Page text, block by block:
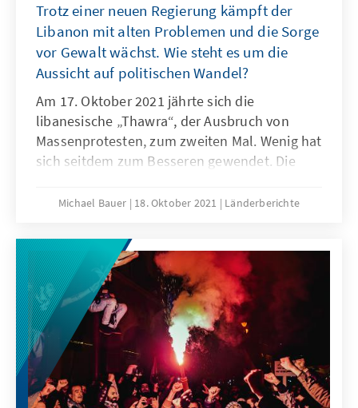
Trotz einer neuen Regierung kämpft der
Libanon mit alten Problemen und die Sorge
vor Gewalt wächst. Wie steht es um die
Aussicht auf politischen Wandel?
Am 17. Oktober 2021 jährte sich die
libanesische „Thawra“, der Ausbruch von
Massenprotesten, zum zweiten Mal. Wenig hat
sich seitdem zum Besseren gewendet. Die
politischen Systemwechsel hat sich
sich in einer dramatischen wirtschaftlichen
Krise. Die Eliten, die durch Jahrzehnte
politischen Missmanagements und
Korruption für die Probleme verantwortlich
zeichnen, scheinen nach wie vor fest im Sattel
zu sitzen. Bewaffnete Auseinandersetzungen
am Rande von Protesten in Beirut haben
jüngst in Erinnerung gerufen, wie fragil auch
die Sicherheitslage ist. Nur wenn es der
Michael Bauer 18. Oktober 2021 Länderberichte